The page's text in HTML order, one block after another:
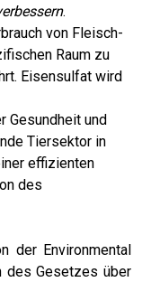
.
von Fleisch-
Raum zu
Eisensulfat wird
Gesundheit und
Tiersektor in
effizienten
des
der Environmental
des Gesetzes über